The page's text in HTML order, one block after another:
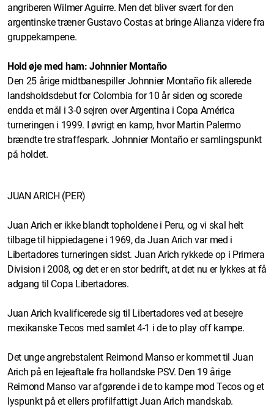
angriberen Wilmer Aguirre. Men det bliver svært for den
argentinske træner Gustavo Costas at bringe Alianza videre fra
gruppekampene.
Hold øje med ham: Johnnier Montaño
Den 25 årige midtbanespiller Johnnier Montaño fik allerede
landsholdsdebut for Colombia for 10 år siden og scorede
endda et mål i 3-0 sejren over Argentina i Copa América
turneringen i 1999. I øvrigt en kamp, hvor Martin Palermo
brændte tre straffespark. Johnnier Montaño er samlingspunkt
på holdet.
JUAN ARICH (PER)
Juan Arich er ikke blandt topholdene i Peru, og vi skal helt
tilbage til hippiedagene i 1969, da Juan Arich var med i
Libertadores turneringen sidst. Juan Arich rykkede op i Primera
Division i 2008, og det er en stor bedrift, at det nu er lykkes at få
adgang til Copa Libertadores.
Juan Arich kvalificerede sig til Libertadores ved at besejre
mexikanske Tecos med samlet 4-1 i de to play off kampe.
Det unge angrebstalent Reimond Manso er kommet til Juan
Arich på en lejeaftale fra hollandske PSV. Den 19 årige
Reimond Manso var afgørende i de to kampe mod Tecos og et
lyspunkt på et ellers profilfattigt Juan Arich mandskab.